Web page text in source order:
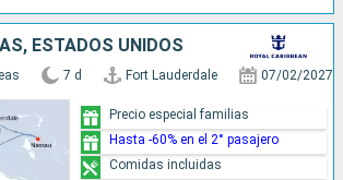
ESTADOS UNIDOS
7 d Fort Lauderdale 07/02/2027
Precio especial familias
Hasta -60% en el 2° pasajero
Comidas incluidas